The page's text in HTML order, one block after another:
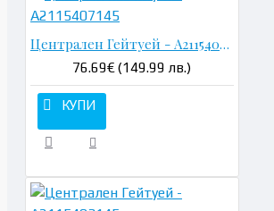
Централен Гейтуей - A2115407145
76.69€ (149.99 лв.)
КУПИ